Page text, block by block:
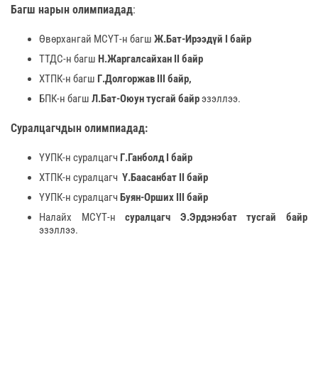
Багш нарын олимпиадад:
Өвөрхангай МСҮТ-н багш Ж.Бат-Ирээдүй
I байр
ТТДС-н багш Н.Жаргалсайхан
байр
ХТПК-н багш Г.Долгоржав III байр,
БПК-н багш Л.Бат-Оюун тусгай байрэзэллээ.
Суралцагчдын олимпиадад:
ҮУПК-н суралцагч Г.Ганболд I байр
ХТПК-н суралцагч Ү.Баасанбат II байр
ҮУПК-н суралцагч Буян-Орших III байр
Налайх МСҮТ-н суралцагч Э.Эрдэнэбат тусгай байр
эзэллээ.